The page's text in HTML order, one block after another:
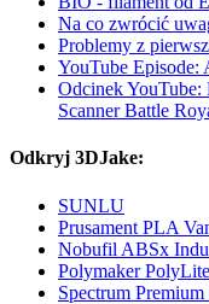
Na co zwrócić
Problemy z
YouTube
Odcinek
Scanner Battle
Odkryj 3DJake:
SUNLU
Prusament PLA
Nobufil ABSx
Polymaker
Spectrum